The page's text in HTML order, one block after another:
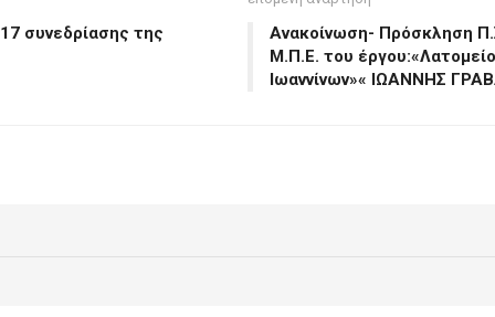
συνεδρίασης της
Ανακοίνωση- Πρόσκληση
Μ.Π.Ε. του
Ιωαννίνων»« ΙΩΑΝΝΗΣ